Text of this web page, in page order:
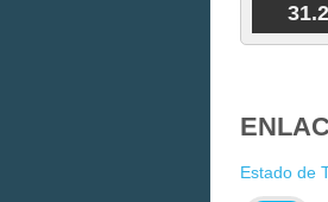
Estado de